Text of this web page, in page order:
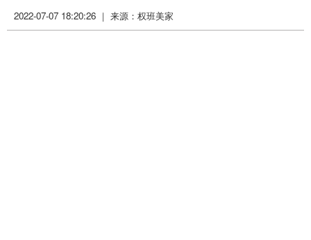
2022-07-07 18:20:26 ｜ 来源： 权班美家